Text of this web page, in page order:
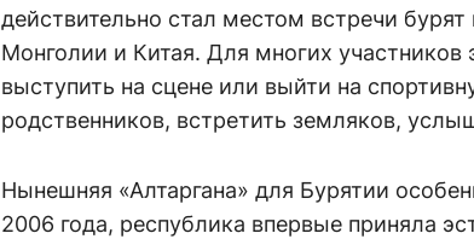
действительно стал местом встречи
Монголии и Китая. Для многих участников
выступить на сцене или выйти на
родственников, встретить земляков,
Нынешняя «Алтаргана» для Бурятии
2006 года, республика впервые приняла